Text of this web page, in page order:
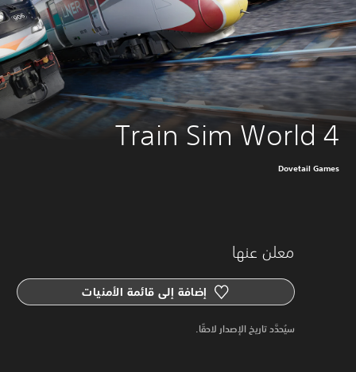
Train Sim World 4
Dovetail Games
معلن عنها
إضافة إلى قائمة الأمنيات
سيُحدَّد تاريخ الإصدار لاحقًا.